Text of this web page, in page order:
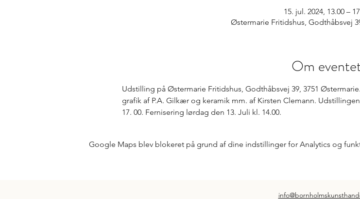
15. jul. 2024, 13.00 –
Østermarie Fritidshus, Godthåbsvej
Om
Udstilling på Østermarie Fritidshus, Godthåbsvej 39, 3751
grafik af P.A. Gilkær og keramik mm. af Kirsten Clemann.
17. 00. Fernisering lørdag den 13. Juli kl. 14.00.
Google Maps blev blokeret på grund af dine indstillinger for Analytics og